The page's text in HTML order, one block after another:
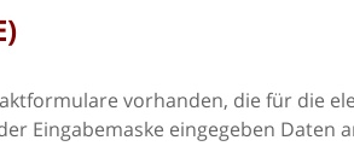
vorhanden, die für die
Eingabemaske eingegeben